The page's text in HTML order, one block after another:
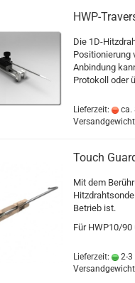
HWP-
Die 1D-
Positionierung
Anbindung
Protokoll oder
Lieferzeit: ca.
Touch
Mit dem
Betrieb ist.
Für HWP10/
Lieferzeit: 2-3